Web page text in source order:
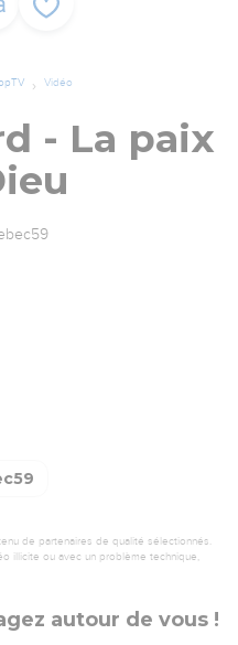
Vidéo
- La paix
de partenaires de qualité sélectionnés.
illicite ou avec un problème technique,
autour de vous !